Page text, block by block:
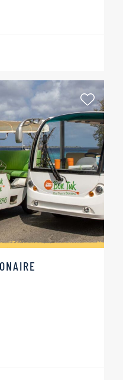
Als
TOURS BONAIRE